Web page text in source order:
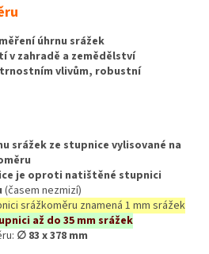
úhrnu srážek
v zahradě a zemědělství
vlivům, robustní
srážek ze stupnice vylisované na
je oproti natištěné stupnici
(časem nezmizí)
srážkoměru znamená 1 mm srážek
až do 35 mm srážek
∅ 83 x 378 mm